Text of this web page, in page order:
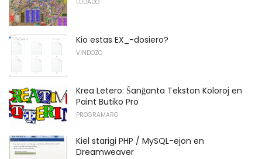
LUDADO
Kio estas EX_-dosiero?
VINDOZO
Krea Letero: Ŝanĝanta Tekston Koloroj en
Paint Butiko Pro
PROGRAMARO
Kiel starigi PHP / MySQL-ejon en
Dreamweaver